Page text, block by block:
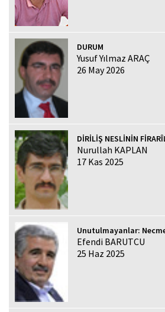
DURUM
Yusuf Yılmaz ARAÇ
26 May 2026
DİRİLİŞ NESLİNİN
Nurullah KAPLAN
17 Kas 2025
Unutulmayanlar:
Efendi BARUTCU
25 Haz 2025